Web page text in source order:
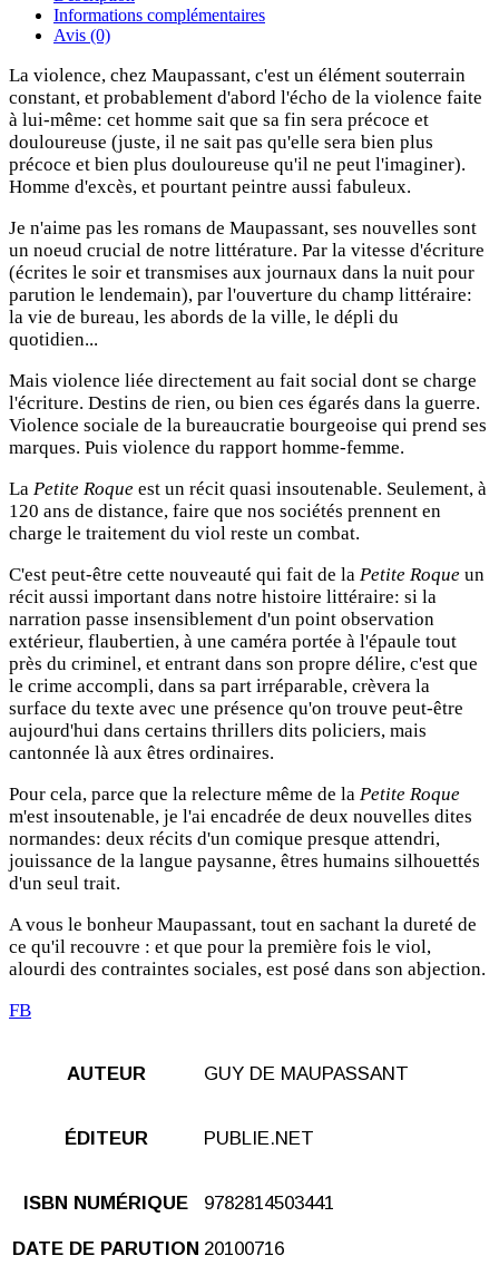
Informations complémentaires
Avis (0)
La violence, chez Maupassant, c'est un élément souterrain
constant, et probablement d'abord l'écho de la violence faite
à lui-même: cet homme sait que sa fin sera précoce et
douloureuse (juste, il ne sait pas qu'elle sera bien plus
précoce et bien plus douloureuse qu'il ne peut l'imaginer).
Homme d'excès, et pourtant peintre aussi fabuleux.
Je n'aime pas les romans de Maupassant, ses nouvelles sont
un noeud crucial de notre littérature. Par la vitesse d'écriture
(écrites le soir et transmises aux journaux dans la nuit pour
parution le lendemain), par l'ouverture du champ littéraire:
la vie de bureau, les abords de la ville, le dépli du
quotidien...
Mais violence liée directement au fait social dont se charge
l'écriture. Destins de rien, ou bien ces égarés dans la guerre.
Violence sociale de la bureaucratie bourgeoise qui prend ses
marques. Puis violence du rapport homme-femme.
La Petite Roque est un récit quasi insoutenable. Seulement, à
120 ans de distance, faire que nos sociétés prennent en
charge le traitement du viol reste un combat.
C'est peut-être cette nouveauté qui fait de la Petite Roque un
récit aussi important dans notre histoire littéraire: si la
narration passe insensiblement d'un point observation
extérieur, flaubertien, à une caméra portée à l'épaule tout
près du criminel, et entrant dans son propre délire, c'est que
le crime accompli, dans sa part irréparable, crèvera la
surface du texte avec une présence qu'on trouve peut-être
aujourd'hui dans certains thrillers dits policiers, mais
cantonnée là aux êtres ordinaires.
Pour cela, parce que la relecture même de la Petite Roque
m'est insoutenable, je l'ai encadrée de deux nouvelles dites
normandes: deux récits d'un comique presque attendri,
jouissance de la langue paysanne, êtres humains silhouettés
d'un seul trait.
A vous le bonheur Maupassant, tout en sachant la dureté de
ce qu'il recouvre : et que pour la première fois le viol,
alourdi des contraintes sociales, est posé dans son abjection.
FB
AUTEUR GUY DE MAUPASSANT
ÉDITEUR PUBLIE.NET
ISBN NUMÉRIQUE 9782814503441
DATE DE PARUTION 20100716